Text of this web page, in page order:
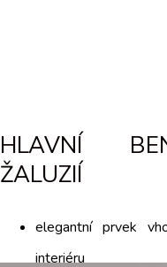
HLAVNÍ
ŽALUZIÍ
elegantní prvek
interiéru